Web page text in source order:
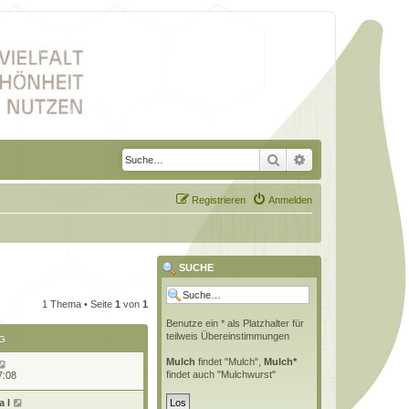
Suche Erweiterte Suche
Anmelden
Registrieren
1 Thema • Seite 1 von 1
l
SUCHE
Benutze ein * als Platzhalter für
teilweis Übereinstimmungen
Mulch findet "Mulch", Mulch*
findet auch "Mulchwurst"